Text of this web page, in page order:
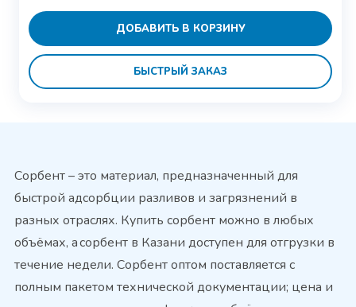
ДОБАВИТЬ В КОРЗИНУ
БЫСТРЫЙ ЗАКАЗ
Сорбент – это материал, предназначенный для
быстрой адсорбции разливов и загрязнений в
разных отраслях. Купить сорбент можно в любых
объёмах, а сорбент в Казани доступен для отгрузки в
течение недели. Сорбент оптом поставляется с
полным пакетом технической документации; цена и